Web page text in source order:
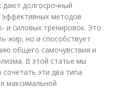
дают долгосрочный
эффективных методов
и силовых тренировок. Это
жир, но и способствует
общего самочувствия и
В этой статье мы
эти два типа
максимальной